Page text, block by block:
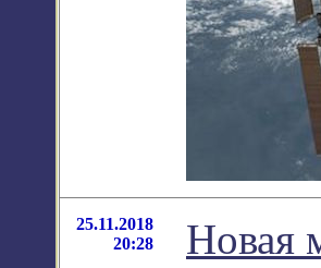
25.11.2018
20:28
Новая